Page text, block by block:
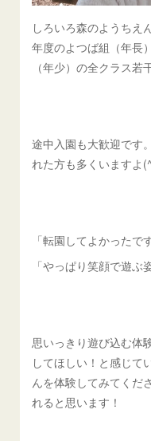
しろいろ森のようちえ
年度のよつば組（年長
（年少）の全クラス若
途中入園も大歓迎です
れた方も多くいますよ
「転園してよかったで
「やっぱり笑顔で遊ぶ
思いっきり遊び込む体
してほしい！と感じて
んを体験してみてくだ
れると思います！